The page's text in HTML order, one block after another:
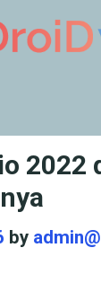
2022
by